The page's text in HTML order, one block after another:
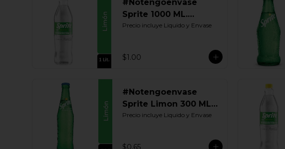
#Notengoenvase
Sprite 1000 ML.
Retornable
Precio incluye Liquido y Envase
$1.00
#Notengoenvase
Sprite Limon 300 ML.
Retornable
Precio incluye Liquido y Envase
$0.65